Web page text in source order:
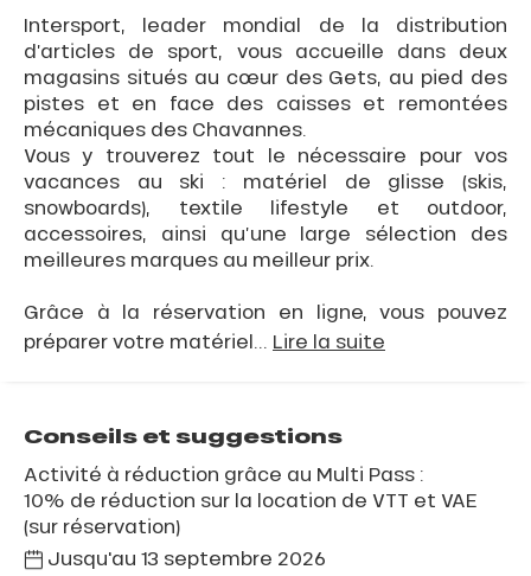
Intersport, leader mondial de la distribution
d’articles de sport, vous accueille dans deux
magasins situés au cœur des Gets, au pied des
pistes et en face des caisses et remontées
mécaniques des Chavannes.
Vous y trouverez tout le nécessaire pour vos
vacances au ski : matériel de glisse (skis,
snowboards), textile lifestyle et outdoor,
accessoires, ainsi qu’une large sélection des
meilleures marques au meilleur prix.
Grâce à la réservation en ligne, vous pouvez
préparer votre matériel... Lire la suite
Conseils et suggestions
Activité à réduction grâce au Multi Pass :
10% de réduction sur la location de VTT et VAE
(sur réservation)
Jusqu'au 13 septembre 2026